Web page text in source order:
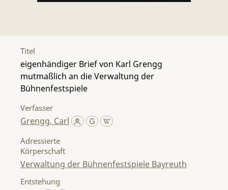
Titel
eigenhändiger Brief von Karl Grengg
mutmaßlich an die Verwaltung der
Bühnenfestspiele
Verfasser
Grengg, Carl
Adressierte
Körperschaft
Verwaltung der Bühnenfestspiele Bayreuth
Entstehung